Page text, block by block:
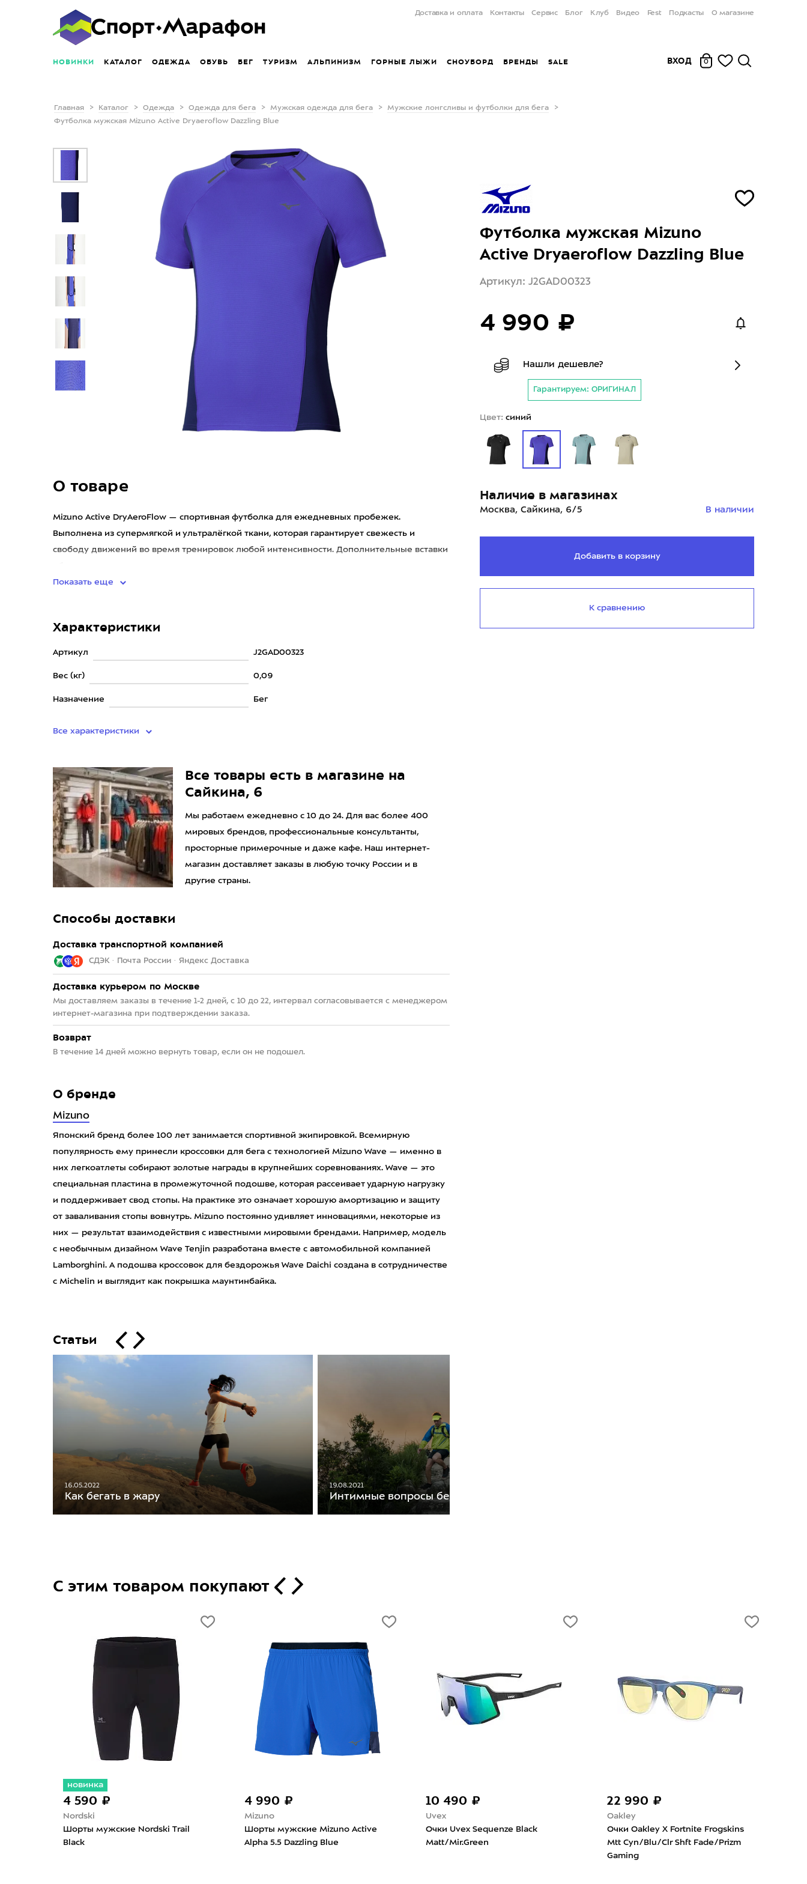
Доставка и оплата Контакты Сервис Блог Клуб Видео Fest Подкасты О магазине
НОВИНКИ КАТАЛОГ ОДЕЖДА ОБУВЬ БЕГ ТУРИЗМ АЛЬПИНИЗМ ГОРНЫЕ ЛЫЖИ СНОУБОРД БРЕНДЫ SALE ВХОД 0
Главная Каталог Одежда Одежда для бега Мужская одежда для бега
Мужские лонгсливы и футболки для бега
Футболка мужская Mizuno Active Dryaeroflow Dazzling Blue
О товаре
Mizuno Active DryAeroFlow — спортивная футболка для ежедневных пробежек.
Выполнена из супермягкой и ультралёгкой ткани, которая гарантирует свежесть и
свободу движений во время тренировок любой интенсивности. Дополнительные вставки
Показать еще
Характеристики
Артикул J2GAD00323
Вес (кг) 0,09
Назначение Бег
Все характеристики
Все товары есть в магазине на
Сайкина, 6
Мы работаем ежедневно с 10 до 24. Для вас более 400
мировых брендов, профессиональные консультанты,
просторные примерочные и даже кафе. Наш интернет-
магазин доставляет заказы в любую точку России и в
другие страны.
Способы доставки
Доставка транспортной компанией
СДЭК · Почта России · Яндекс Доставка
Доставка курьером по Москве
Мы доставляем заказы в течение 1-2 дней, с 10 до 22, интервал согласовывается с менеджером
интернет-магазина при подтверждении заказа.
Возврат
В течение 14 дней можно вернуть товар, если он не подошел.
О бренде
Mizuno
Японский бренд более 100 лет занимается спортивной экипировкой. Всемирную
популярность ему принесли кроссовки для бега с технологией Mizuno Wave — именно в
них легкоатлеты собирают золотые награды в крупнейших соревнованиях. Wave — это
специальная пластина в промежуточной подошве, которая рассеивает ударную нагрузку
и поддерживает свод стопы. На практике это означает хорошую амортизацию и защиту
от заваливания стопы вовнутрь. Mizuno постоянно удивляет инновациями, некоторые из
них — результат взаимодействия с известными мировыми брендами. Например, модель
с необычным дизайном Wave Tenjin разработана вместе с автомобильной компанией
Lamborghini. А подошва кроссовок для бездорожья Wave Daichi создана в сотрудничестве
с Michelin и выглядит как покрышка маунтинбайка.
Статьи
16.05.2022
Как бегать в жару
19.08.2021
Интимные вопросы бегунов
Футболка мужская Mizuno
Active Dryaeroflow Dazzling Blue
Артикул: J2GAD00323
4 990 ₽
Нашли дешевле?
Гарантируем: ОРИГИНАЛ
Цвет: синий
Наличие в магазинах
Москва, Сайкина, 6/5 В наличии
Добавить в корзину
К сравнению
С этим товаром покупают
19 990 ₽
Uvex
Очки Uvex Mtn Perform V Black
Matt/Litemirror Blue
33 690 ₽
Oakley
Очки Oakley Jawbreaker Polished
White/Prizm Road
30 590 ₽
Очки Oakley Corridor Matte
Black/Prizm Road
19 900 ₽
White Lab
Очки WhiteLab Blanc Grey/Black